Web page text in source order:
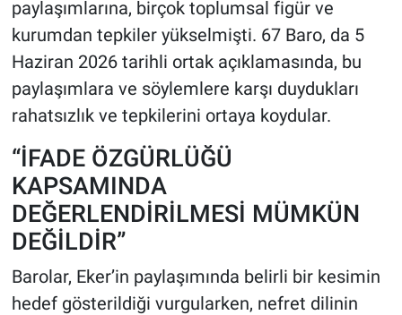
paylaşımlarına, birçok toplumsal figür ve
kurumdan tepkiler yükselmişti. 67 Baro, da 5
Haziran 2026 tarihli ortak açıklamasında, bu
paylaşımlara ve söylemlere karşı duydukları
rahatsızlık ve tepkilerini ortaya koydular.
“İFADE ÖZGÜRLÜĞÜ
KAPSAMINDA
DEĞERLENDİRİLMESİ MÜMKÜN
DEĞİLDİR”
Barolar, Eker’in paylaşımında belirli bir kesimin
hedef gösterildiği vurgularken, nefret dilinin